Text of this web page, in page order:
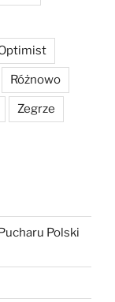
Różnowo
Zegrze
Polski